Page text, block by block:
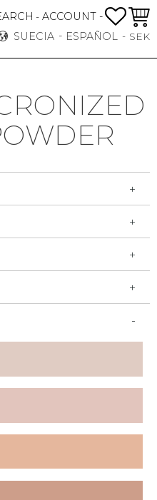
- ACCOUNT -
SUECIA
ESPAÑOL SEK